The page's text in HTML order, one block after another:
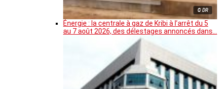
© DR
Énergie : la centrale à gaz de Kribi à l’arrêt du 5
au 7 août 2026, des délestages annoncés dans…